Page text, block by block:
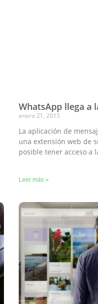
WhatsApp llega a
enero 21, 2015
La aplicación de
una extensión web de
posible tener acceso a
Leer más »